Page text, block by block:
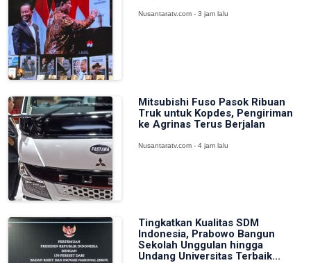
Nusantaratv.com - 3 jam lalu
Mitsubishi Fuso Pasok Ribuan
Truk untuk Kopdes, Pengiriman
ke Agrinas Terus Berjalan
Nusantaratv.com - 4 jam lalu
Tingkatkan Kualitas SDM
Indonesia, Prabowo Bangun
Sekolah Unggulan hingga
Undang Universitas Terbaik...